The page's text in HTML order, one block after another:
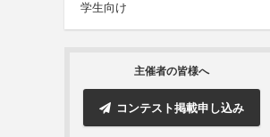
学生向け
主催者の皆様へ
コンテスト掲載申し込み